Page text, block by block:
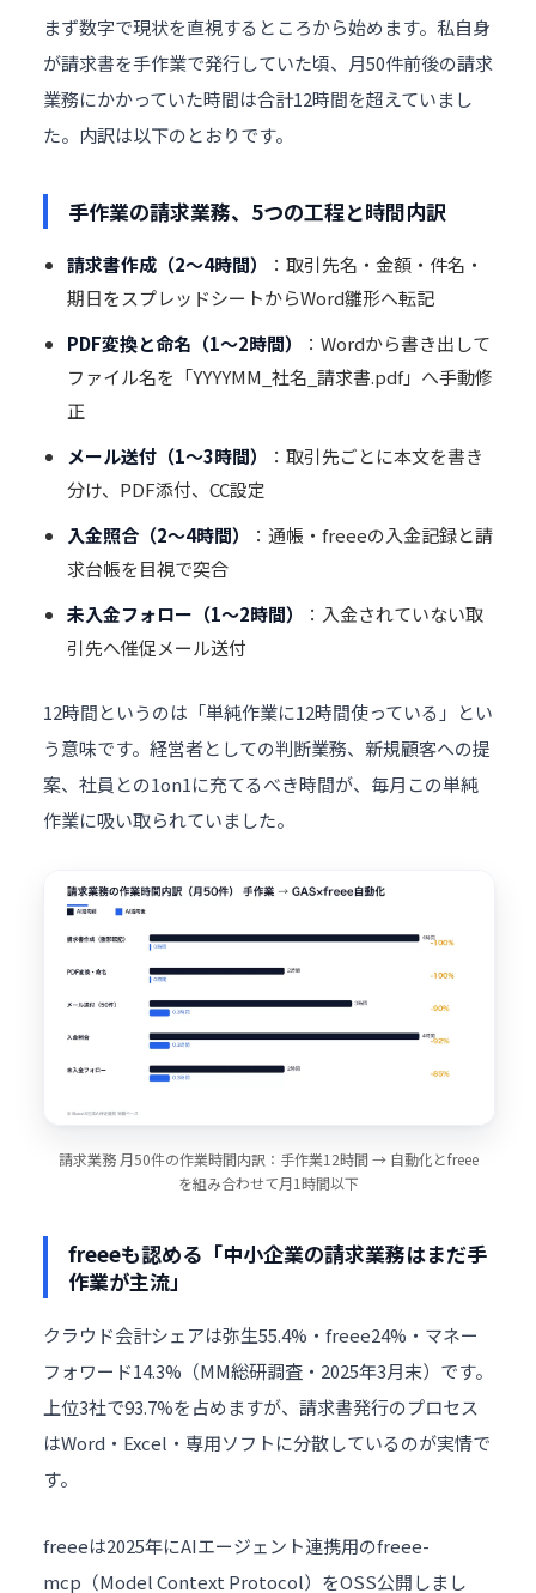
まず数字で現状を直視するところから始めます。私自身
が請求書を手作業で発行していた頃、月50件前後の請求
業務にかかっていた時間は合計12時間を超えていまし
た。内訳は以下のとおりです。
手作業の請求業務、5つの工程と時間内訳
請求書作成（2〜4時間）
：取引先名・金額・件名・
期日をスプレッドシートからWord雛形へ転記
PDF変換と命名（1〜2時間）
：Wordから書き出して
ファイル名を「YYYYMM_社名_請求書.pdf」へ手動修
正
メール送付（1〜3時間）
：取引先ごとに本文を書き
分け、PDF添付、CC設定
入金照合（2〜4時間）
：通帳・freeeの入金記録と請
求台帳を目視で突合
未入金フォロー（1〜2時間）
：入金されていない取
引先へ催促メール送付
12時間というのは「単純作業に12時間使っている」とい
う意味です。経営者としての判断業務、新規顧客への提
案、社員との1on1に充てるべき時間が、毎月この単純
作業に吸い取られていました。
請求業務 月50件の作業時間内訳：手作業12時間 → 自動化とfreee
を組み合わせて月1時間以下
freeeも認める「中小企業の請求業務はまだ手
作業が主流」
クラウド会計シェアは弥生55.4%・freee24%・マネー
フォワード14.3%（MM総研調査・2025年3月末）です。
上位3社で93.7%を占めますが、請求書発行のプロセス
はWord・Excel・専用ソフトに分散しているのが実情で
す。
freeeは2025年にAIエージェント連携用のfreee-
mcp（Model Context Protocol）をOSS公開しまし